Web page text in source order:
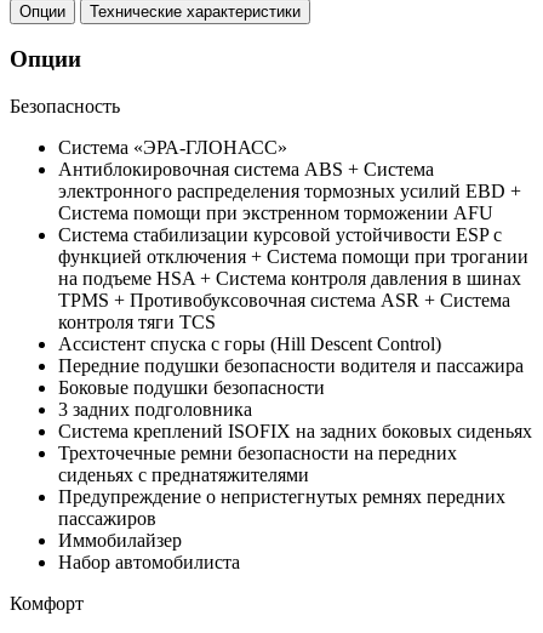
Опции Технические характеристики
Опции
Безопасность
Система «ЭРА-ГЛОНАСС»
Антиблокировочная система ABS + Система
электронного распределения тормозных усилий EBD +
Система помощи при экстренном торможении AFU
Система стабилизации курсовой устойчивости ESP с
функцией отключения + Система помощи при трогании
на подъеме HSA + Система контроля давления в шинах
TPMS + Противобуксовочная система ASR + Система
контроля тяги TCS
Ассистент спуска с горы (Hill Descent Control)
Передние подушки безопасности водителя и пассажира
Боковые подушки безопасности
3 задних подголовника
Система креплений ISOFIX на задних боковых сиденьях
Трехточечные ремни безопасности на передних
сиденьях с преднатяжителями
Предупреждение о непристегнутых ремнях передних
пассажиров
Иммобилайзер
Набор автомобилиста
Комфорт